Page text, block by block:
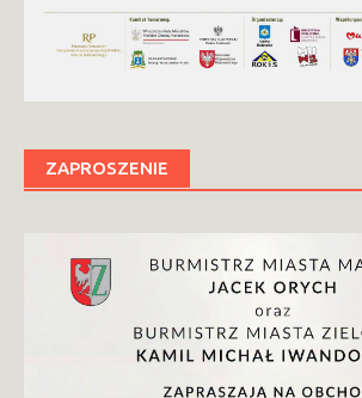
ZAPROSZENIE